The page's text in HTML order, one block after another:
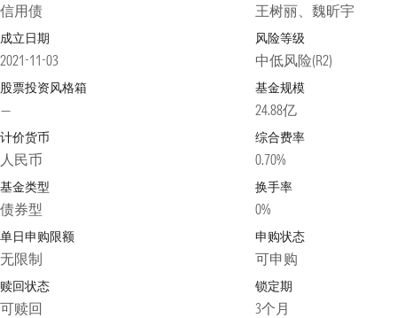
信用债 王树丽、魏昕宇
成立日期
2021-11-03
风险等级
中低风险(R2)
股票投资风格箱
—
基金规模
24.88亿
计价货币
人民币
综合费率
0.70%
基金类型
债券型
换手率
0%
单日申购限额
无限制
申购状态
可申购
赎回状态
可赎回
锁定期
3个月